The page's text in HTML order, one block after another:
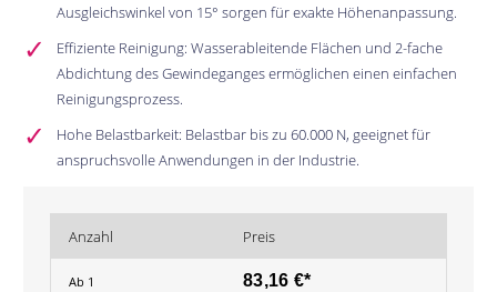
Ausgleichswinkel von 15° sorgen für exakte Höhenanpassung.
Effiziente Reinigung: Wasserableitende Flächen und 2-fache
Abdichtung des Gewindeganges ermöglichen einen einfachen
Reinigungsprozess.
Hohe Belastbarkeit: Belastbar bis zu 60.000 N, geeignet für
anspruchsvolle Anwendungen in der Industrie.
Anzahl Preis
Ab 1 83,16 €*